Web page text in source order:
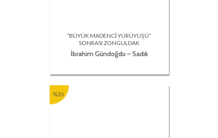
“BÜYÜK MADENCİ YÜRÜYÜŞÜ”
SONRASI ZONGULDAK
İbrahim Gündoğdu – Sadık
%35